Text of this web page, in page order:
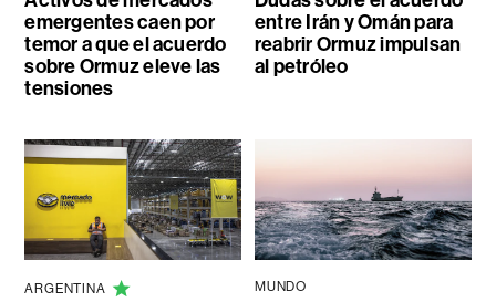
emergentes caen por
temor a que el acuerdo
sobre Ormuz eleve las
tensiones
entre Irán y Omán para
reabrir Ormuz impulsan
al petróleo
ARGENTINA MUNDO